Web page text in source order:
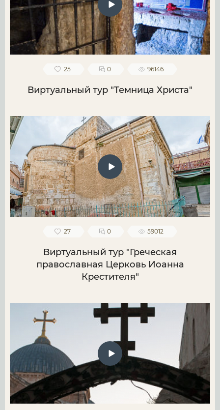
25 0 96146
Виртуальный тур "Темница Христа"
27 0 59012
Виртуальный тур "Греческая
православная Церковь Иоанна
Крестителя"